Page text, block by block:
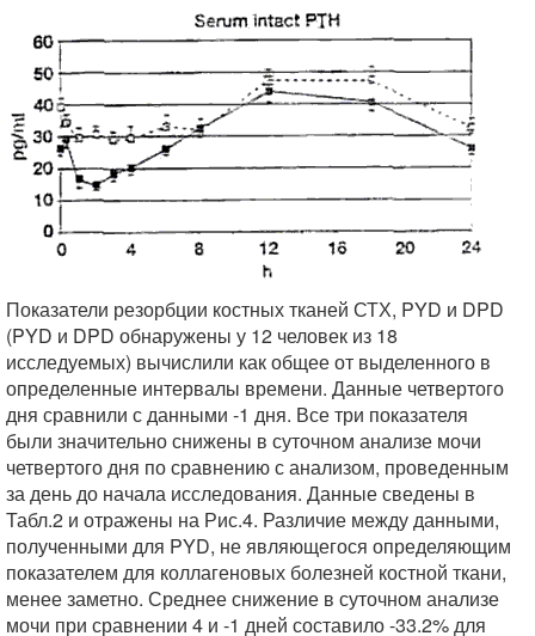
Показатели резорбции костных тканей СТХ, PYD и DPD
(PYD и DPD обнаружены у 12 человек из 18
исследуемых) вычислили как общее от выделенного в
определенные интервалы времени. Данные четвертого
дня сравнили с данными -1 дня. Все три показателя
были значительно снижены в суточном анализе мочи
четвертого дня по сравнению с анализом, проведенным
за день до начала исследования. Данные сведены в
Табл.2 и отражены на Рис.4. Различие между данными,
полученными для PYD, не являющегося определяющим
показателем для коллагеновых болезней костной ткани,
менее заметно. Среднее снижение в суточном анализе
мочи при сравнении 4 и -1 дней составило -33.2% для